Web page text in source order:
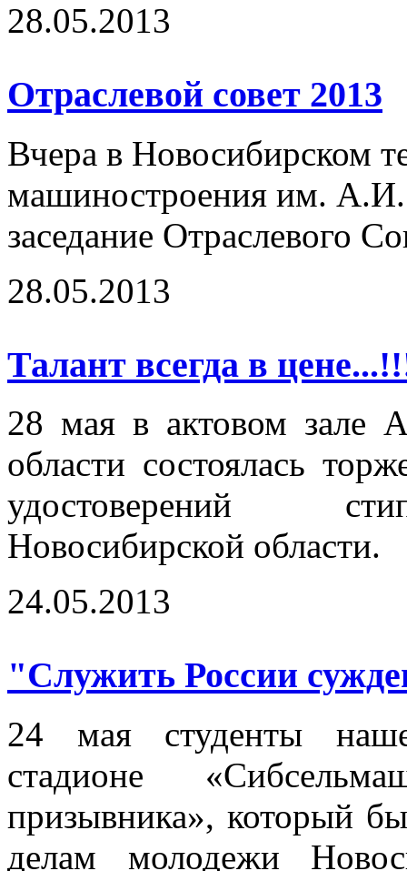
28.05.2013
Отраслевой совет 2013
Вчера в Новосибирском
машиностроения им.
заседание Отраслевого
28.05.2013
Талант всегда в
28 мая в актовом зале
области состоялась
удостоверений
Новосибирской области.
24.05.2013
"Служить России
24 мая студенты
стадионе
призывника», который
делам молодежи